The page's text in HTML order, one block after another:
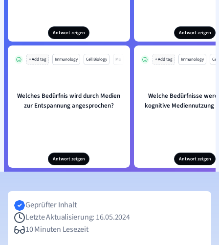
Antwort zeigen Antwort zeigen
+ Add tag Immunology Cell Biology Mo
Welches Bedürfnis wird durch Medien
zur Entspannung angesprochen?
Antwort zeigen
+ Add tag Immunology
Welche Bedürfnisse
kognitive Mediennutzung
Antwort zeigen
Geprüfter Inhalt
Letzte Aktualisierung: 16.05.2024
10 Minuten Lesezeit